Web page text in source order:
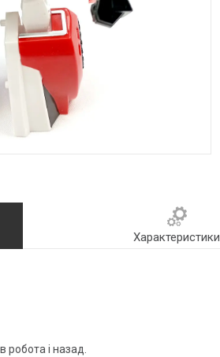
Характеристики
робота і назад.